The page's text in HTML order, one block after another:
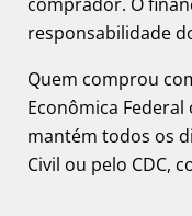
responsabilidade
Quem comprou
Econômica
mantém todos os
Civil ou pelo CDC,